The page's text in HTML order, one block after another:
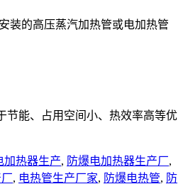
装的高压蒸汽加热管或电加热管
节能、占用空间小、热效率高等优
加热器生产, 防爆电加热器生产厂,
, 电热管生产厂家, 防爆电热管, 防